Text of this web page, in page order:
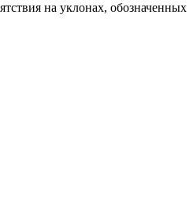
на уклонах, обозначенных